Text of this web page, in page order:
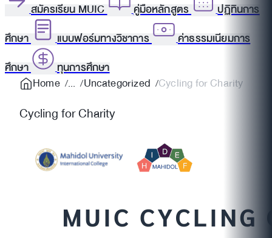
สมัครเรียน MUIC คู่มือหลักสูตร
ปฏิทินการ
ศึกษา
แบบฟอร์มทางวิชาการ
ค่าธรรมเนียมการ
ศึกษา
ทุนการศึกษา
Home
Uncategorized Cycling for Charity
Cycling for Charity